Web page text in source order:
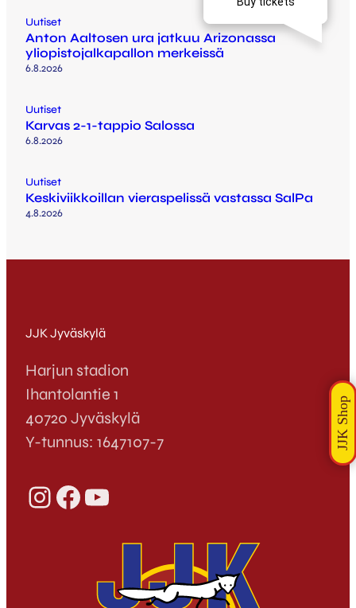
Uutiset
Anton Aaltosen ura jatkuu Arizonassa
yliopistojalkapallon merkeissä
6.8.2026
Uutiset
Karvas 2-1-tappio Salossa
6.8.2026
Uutiset
Keskiviikkoillan vieraspelissä vastassa SalPa
4.8.2026
JJK Jyväskylä
Harjun stadion
Ihantolantie 1
40720 Jyväskylä
Y-tunnus: 1647107-7
InstagramFacebook YouTube